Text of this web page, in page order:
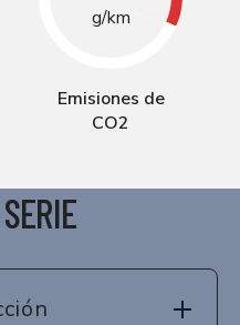
g/km
Emisiones de
CO2